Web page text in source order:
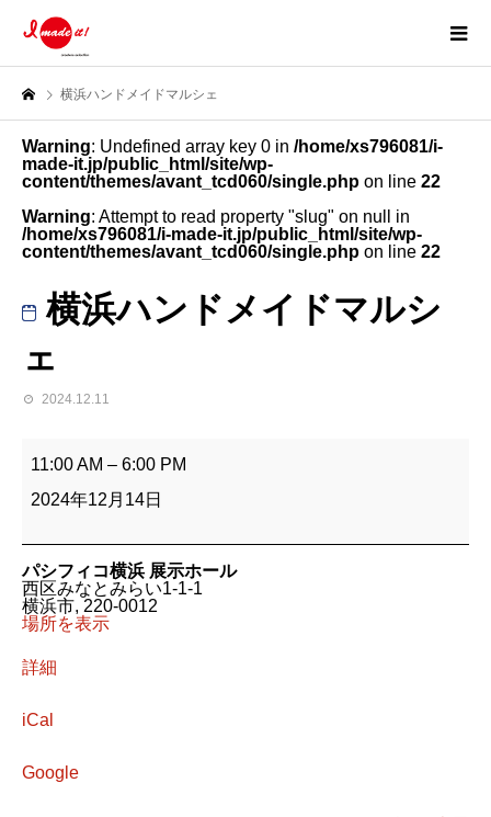
横浜ハンドメイドマルシェ
Warning: Undefined array key 0 in /home/xs796081/i-
made-it.jp/public_html/site/wp-
content/themes/avant_tcd060/single.php on line 22
Warning: Attempt to read property "slug" on null in
/home/xs796081/i-made-it.jp/public_html/site/wp-
content/themes/avant_tcd060/single.php on line 22
横浜ハンドメイドマルシ
ェ
2024.12.11
浜
ン
イ
ド
マ
ル
シ
ェ
11:00 AM – 6:00 PM
2024年12月14日
パシフィコ横浜 展示ホール
西区みなとみらい1-1-1
横浜市, 220-0012
場所を表示
詳細
iCal
Google